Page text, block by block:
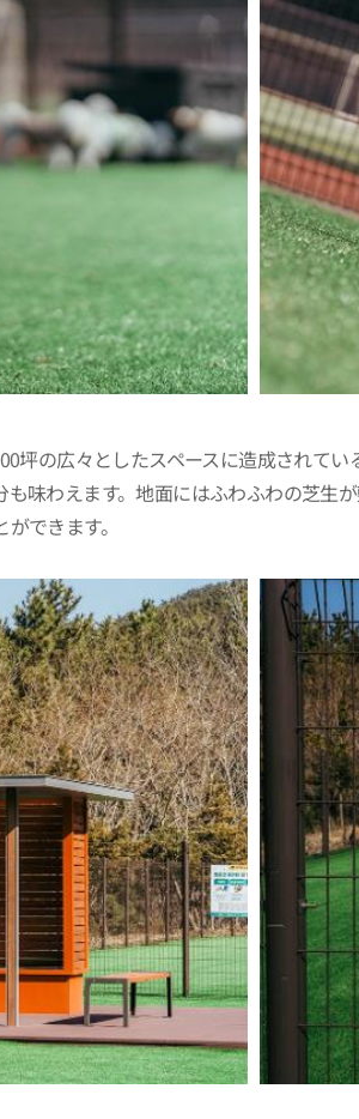
の広々としたスペースに造成されてい
味わえます。地面にはふわふわの芝生
できます。